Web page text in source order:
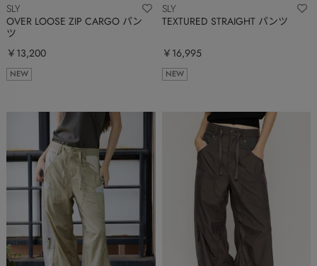
SLY
OVER LOOSE ZIP CARGO パン
ツ
￥13,200
NEW
SLY
TEXTURED STRAIGHT パンツ
￥16,995
NEW